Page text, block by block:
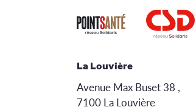
La Louvière
Avenue Max Buset 38 ,
7100 La Louvière